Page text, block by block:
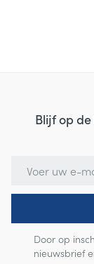
Blijf op
Door op
nieuwsbrief